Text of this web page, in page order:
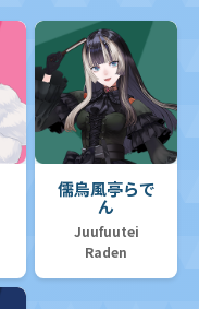
儒烏風亭らで
ん
Juufuutei
Raden